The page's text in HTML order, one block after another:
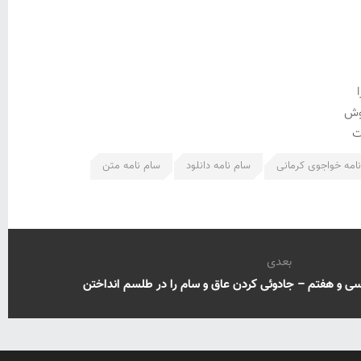
خواجوی کرمانی سام نامه دانلود
سام نامه متن
بعدی
و هفتم – جادوئی کردن عاق و سام را در طلسم انداختن